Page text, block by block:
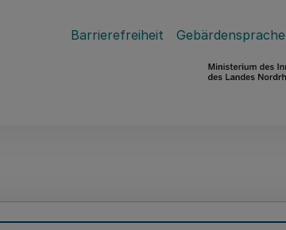
Barrierefreiheit Gebärdensprache